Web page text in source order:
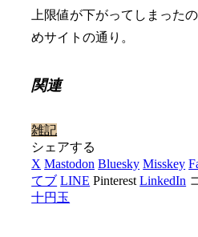
上限値が下がってしまった
めサイトの通り。
関連
雑記
シェアする
X Mastodon Bluesky Misskey
てブ LINE Pinterest LinkedIn
十円玉